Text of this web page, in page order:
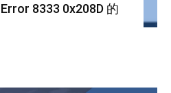
8333 0x208D 的